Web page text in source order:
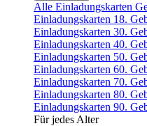
Alle Einladungskarten
Einladungskarten 18.
Einladungskarten 30.
Einladungskarten 40.
Einladungskarten 50.
Einladungskarten 60.
Einladungskarten 70.
Einladungskarten 80.
Einladungskarten 90.
Für jedes Alter